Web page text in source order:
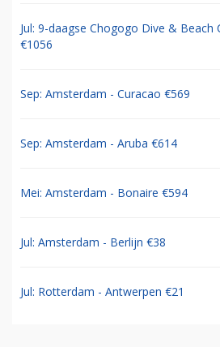
Jul: 9-daagse Chogogo Dive & Beach
€1056
Sep: Amsterdam - Curacao €569
Sep: Amsterdam - Aruba €614
Mei: Amsterdam - Bonaire €594
Jul: Amsterdam - Berlijn €38
Jul: Rotterdam - Antwerpen €21